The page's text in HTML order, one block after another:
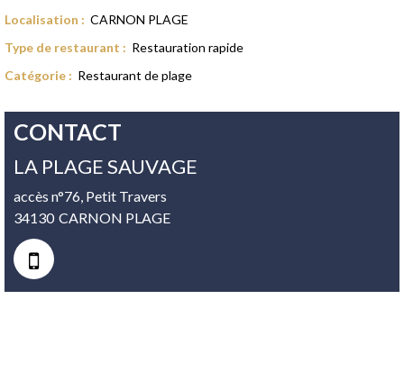
Localisation : CARNON PLAGE
Type de restaurant : Restauration rapide
Catégorie : Restaurant de plage
CONTACT
LA PLAGE SAUVAGE
accès n°76, Petit Travers
34130 CARNON PLAGE